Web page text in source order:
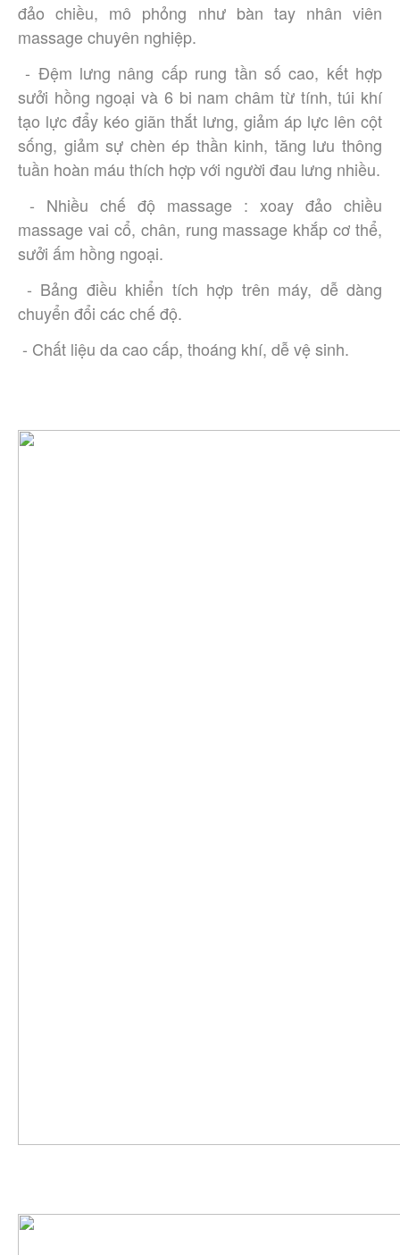
đảo chiều, mô phỏng như bàn tay nhân viên
massage chuyên nghiệp.
sưởi hồng ngoại và 6 bi nam châm từ tính, túi khí
tạo lực đẩy kéo giãn thắt lưng, giảm áp lực lên cột
sống, giảm sự chèn ép thần kinh, tăng lưu thông
tuần hoàn máu thích hợp với người đau lưng nhiều.
massage vai cổ, chân, rung massage khắp cơ thể,
sưởi ấm hồng ngoại.
chuyển đổi các chế độ.
- Chất liệu da cao cấp, thoáng khí, dễ vệ sinh.